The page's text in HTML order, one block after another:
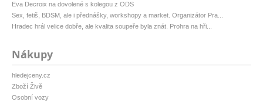
Eva Decroix na dovolené s kolegou z ODS
Sex, fetiš, BDSM, ale i přednášky, workshopy a market. Organizátor Pra...
Hradec hrál velice dobře, ale kvalita soupeře byla znát. Prohra na hři...
Nákupy
hledejceny.cz
Zboží Živě
Osobní vozy